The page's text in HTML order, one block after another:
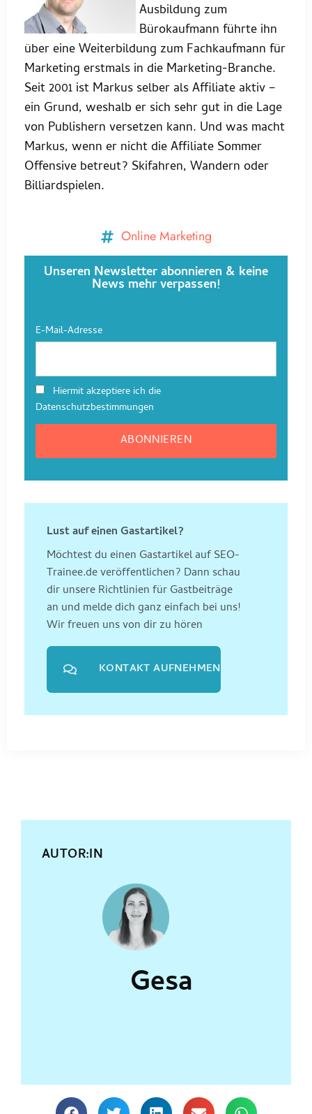
Ausbildung zum
Bürokaufmann führte ihn
über eine Weiterbildung zum Fachkaufmann für
Marketing erstmals in die Marketing-Branche.
Seit 2001 ist Markus selber als Affiliate aktiv –
ein Grund, weshalb er sich sehr gut in die Lage
von Publishern versetzen kann. Und was macht
Markus, wenn er nicht die Affiliate Sommer
Offensive betreut? Skifahren, Wandern oder
Billiardspielen.
Online Marketing
Unseren Newsletter abonnieren & keine
News mehr verpassen!
E-Mail-Adresse
Hiermit akzeptiere ich die
Datenschutzbestimmungen
Lust auf einen Gastartikel?
Möchtest du einen Gastartikel auf SEO-
Trainee.de veröffentlichen? Dann schau
dir unsere Richtlinien für Gastbeiträge
an und melde dich ganz einfach bei uns!
Wir freuen uns von dir zu hören
KONTAKT AUFNEHMEN
AUTOR:IN
Gesa